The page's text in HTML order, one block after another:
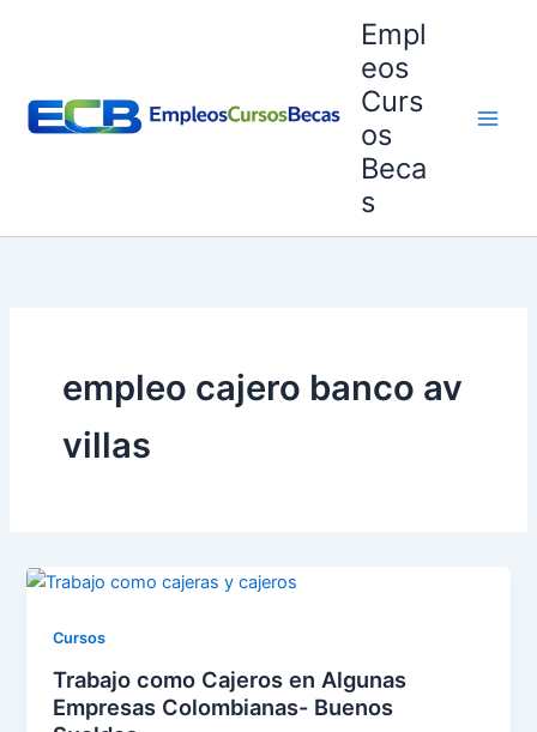
Empl
eos
Curs
os
Beca
s
empleo cajero banco av
villas
Cursos
Trabajo como Cajeros en Algunas
Empresas Colombianas- Buenos